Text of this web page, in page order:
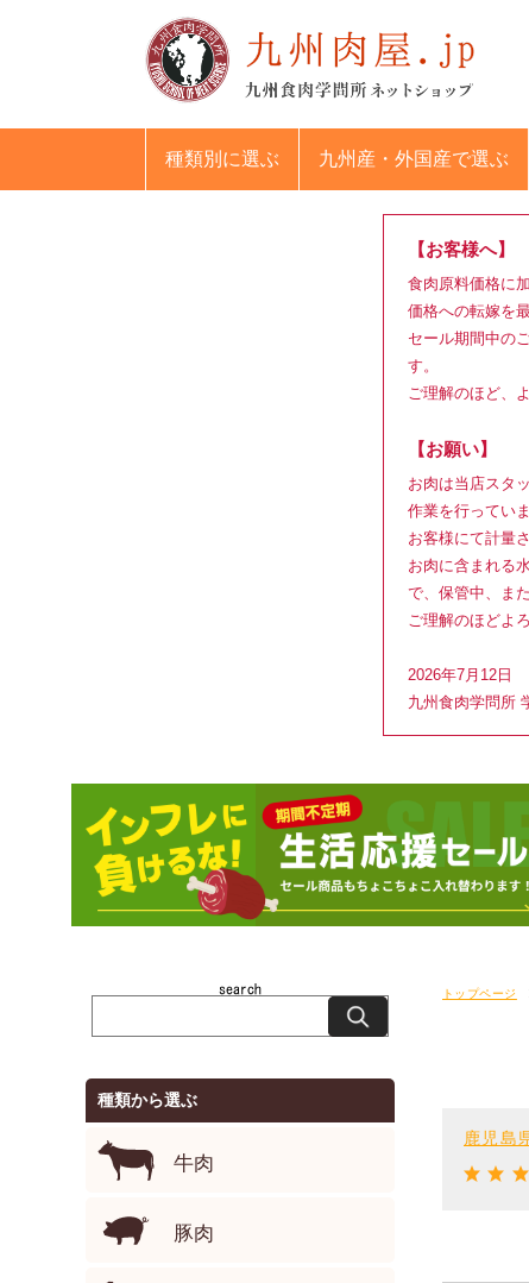
種類別 に選ぶ 九州産・外国産で選ぶ
【お客様へ】
食肉原料価格に
価格への転嫁を
セール期間中の
す。
ご理解のほど、
【お願い】
お肉は当店スタ
作業を行っていま
お客様にて計量
お肉に含まれる
で、保管中、ま
ご理解のほどよ
2026年7月12日
九州食肉学問所
トップページ
鹿児島
種類から選ぶ
牛肉
豚肉